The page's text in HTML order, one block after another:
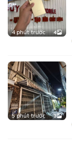
4 phút trước 4
5 phút trước 3